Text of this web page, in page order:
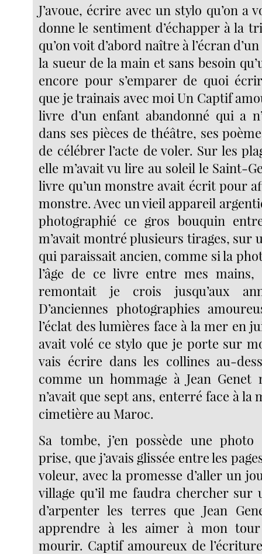
J’avoue, écrire avec un stylo qu’on a
donne le sentiment d’échapper à la
qu’on voit d’abord naître à l’écran
la sueur de la main et sans besoin
encore pour s’emparer de quoi
que je trainais avec moi Un Captif
livre d’un enfant abandonné qui a
dans ses pièces de théâtre, ses
de célébrer l’acte de voler. Sur les
elle m’avait vu lire au soleil le Saint-
livre qu’un monstre avait écrit pour
monstre. Avec un vieil appareil
photographié ce gros bouquin
m’avait montré plusieurs tirages, sur
qui paraissait ancien, comme si la
l’âge de ce livre entre mes
remontait je crois jusqu’aux
D’anciennes photographies
l’éclat des lumières face à la mer en
avait volé ce stylo que je porte sur
vais écrire dans les collines au-
comme un hommage à Jean
n’avait que sept ans, enterré face à la
cimetière au Maroc.
Sa tombe, j’en possède une photo
prise, que j’avais glissée entre les
voleur, avec la promesse d’aller un
village qu’il me faudra chercher sur
d’arpenter les terres que Jean
apprendre à les aimer à mon
mourir. Captif amoureux de